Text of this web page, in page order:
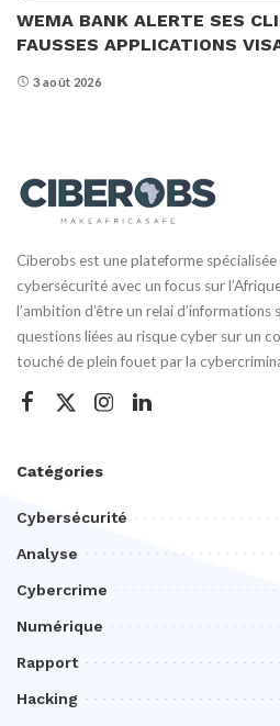
WEMA BANK ALERTE SES
FAUSSES APPLICATIONS
3 août 2026
Ciberobs est une plateforme spécialisée
cybersécurité avec un focus sur
l’ambition d’être un relai d’informations
questions liées au risque cyber sur un
touché de plein fouet par la
Catégories
Cybersécurité
Analyse
Cybercrime
Numérique
Rapport
Hacking